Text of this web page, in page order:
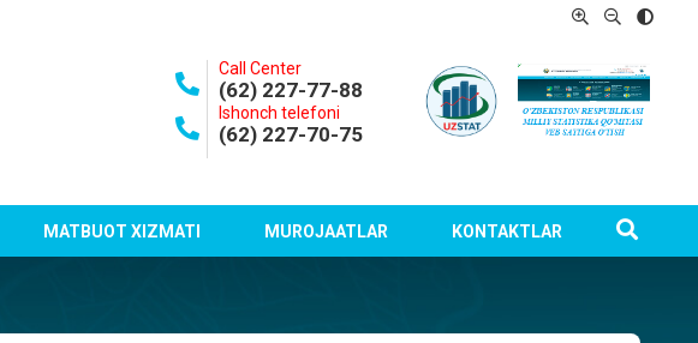
Call Center
(62) 227-77-88
Ishonch telefoni
(62) 227-70-75
MATBUOT XIZMATI MUROJAATLAR KONTAKTLAR